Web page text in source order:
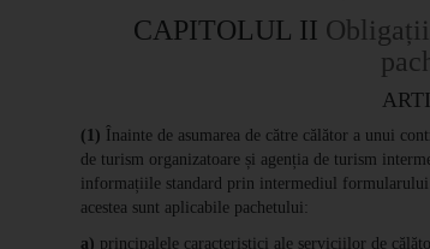
CAPITOLUL II
(1) Înainte de asumarea de către călător a unui
de turism organizatoare și agenția de turism
informațiile standard prin intermediul formularului
acestea sunt aplicabile pachetului:
a) principalele caracteristici ale serviciilor de